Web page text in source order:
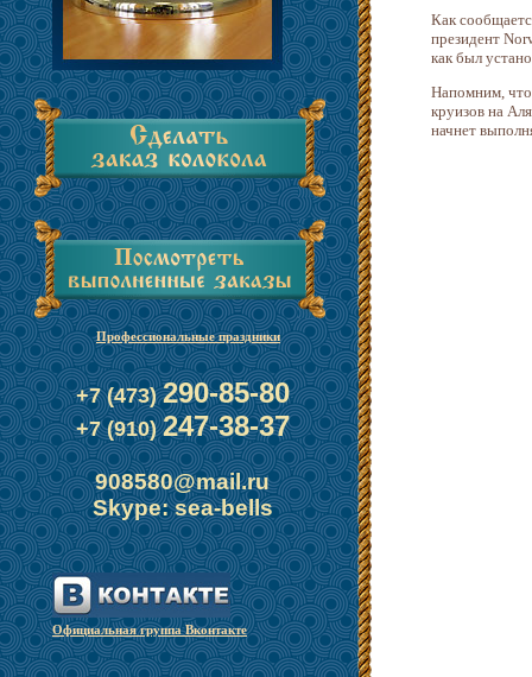
Профессиональные праздники
+7 (473)290-85-80
+7 (910)247-38-37
908580@mail.ru
Skype: sea-bells
Официальная группа Вконтакте
Как
президент
как был
Напомним, что
круизов на
начнет